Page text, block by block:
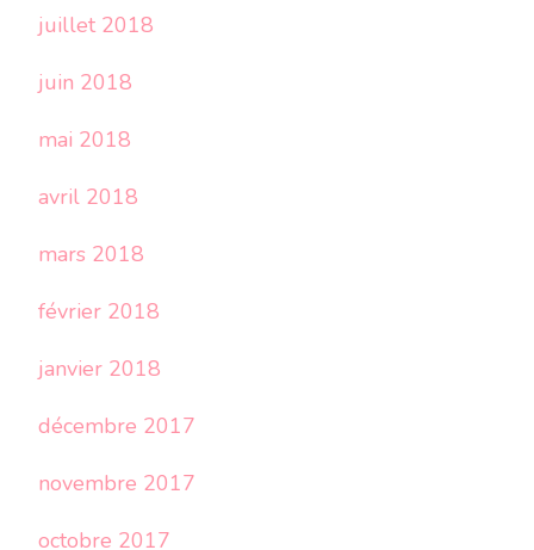
juillet 2018
juin 2018
mai 2018
avril 2018
mars 2018
février 2018
janvier 2018
décembre 2017
novembre 2017
octobre 2017